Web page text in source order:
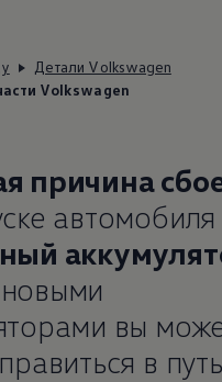
Детали Volkswagen
Volkswagen
причина
автомобиля
вы
в путь